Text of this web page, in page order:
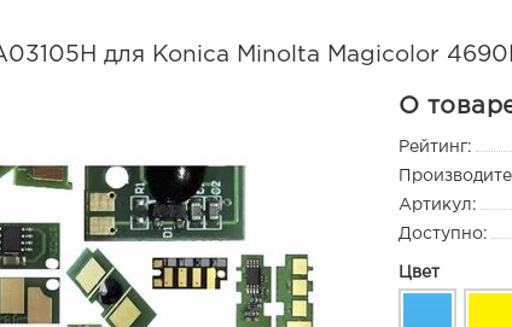
для Konica Minolta Magicolor
О
Рейтинг:
Артикул:
Доступно:
Цвет